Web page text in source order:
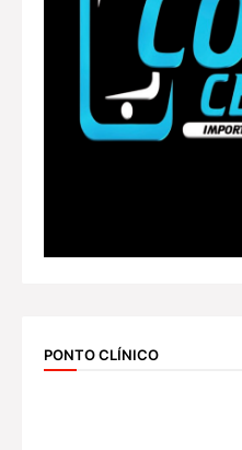
PONTO CLÍNICO